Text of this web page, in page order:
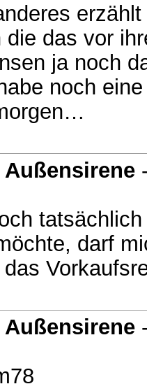
erzählt
das vor
ja noch
noch
Außensirene
darf
Außensirene